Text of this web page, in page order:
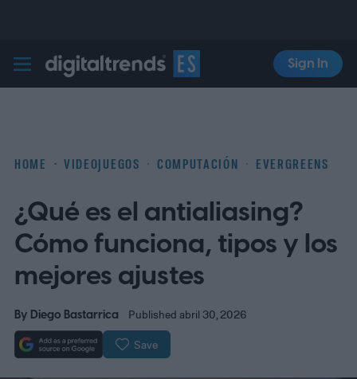
Digital Trends Español
Sign In
HOME VIDEOJUEGOS COMPUTACIÓN EVERGREENS
¿Qué es el antialiasing?
Cómo funciona, tipos y los
mejores ajustes
By Diego Bastarrica Published abril 30, 2026
Save